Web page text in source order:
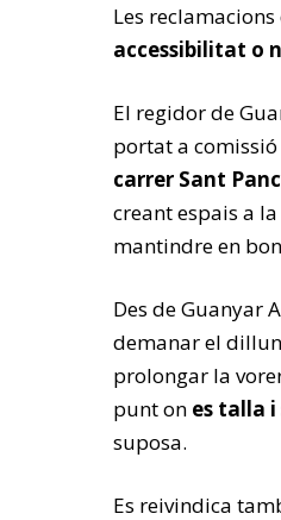
Les
accessibilitat o
El regidor de
portat a
carrer Sant
creant espais a
mantindre en
Des de Guanyar
demanar el
prolongar la
punt on es talla i
suposa.
Es reivindica